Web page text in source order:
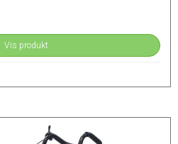
Vis produkt